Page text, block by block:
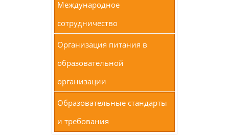
Международное
сотрудничество
Организация питания в
образовательной
организации
Образовательные стандарты
и требования